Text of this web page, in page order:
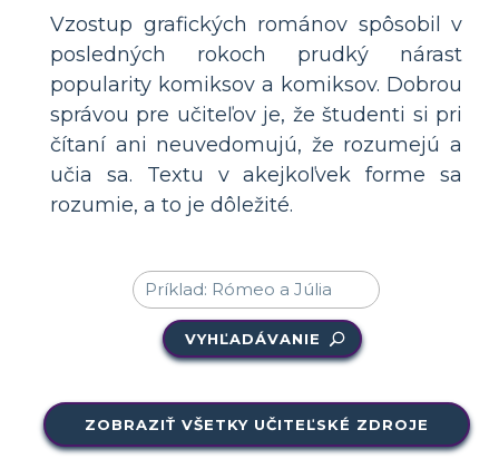
Vzostup grafických románov spôsobil v
posledných rokoch prudký nárast
popularity komiksov a komiksov. Dobrou
správou pre učiteľov je, že študenti si pri
čítaní ani neuvedomujú, že rozumejú a
učia sa. Textu v akejkoľvek forme sa
rozumie, a to je dôležité.
VYHĽADÁVANIE
ZOBRAZIŤ VŠETKY UČITEĽSKÉ ZDROJE